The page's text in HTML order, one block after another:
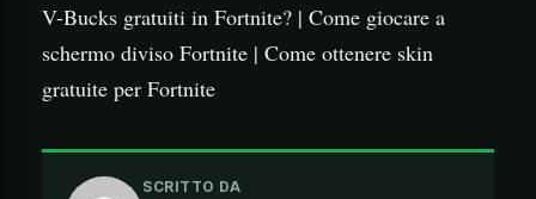
V-Bucks gratuiti in Fortnite? | Come giocare a
schermo diviso Fortnite | Come ottenere skin
gratuite per Fortnite
SCRITTO DA